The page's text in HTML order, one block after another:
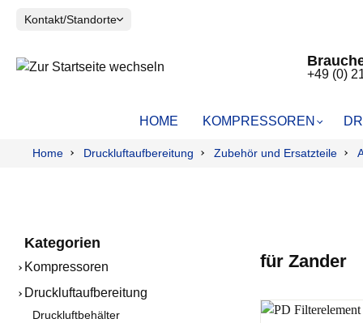
Kontakt/Standorte
+49 (0)
HOME KOMPRESSOREN
Einzelteile
Feinstfilter
Home Druckluftaufbereitung Zubehör und Ersatzteile
Kategorien
Kompressoren
Druckluftaufbereitung
Druckluftbehälter
für Zander